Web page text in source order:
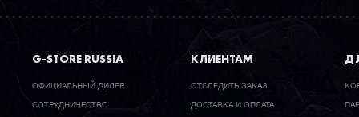
G-STORE RUSSIA
ОФИЦИАЛЬНЫЙ ДИЛЕР
CОТРУДНИЧЕСТВО
КЛИЕНТАМ
ОТСЛЕДИТЬ ЗАКАЗ
ДОСТАВКА И ОПЛАТА